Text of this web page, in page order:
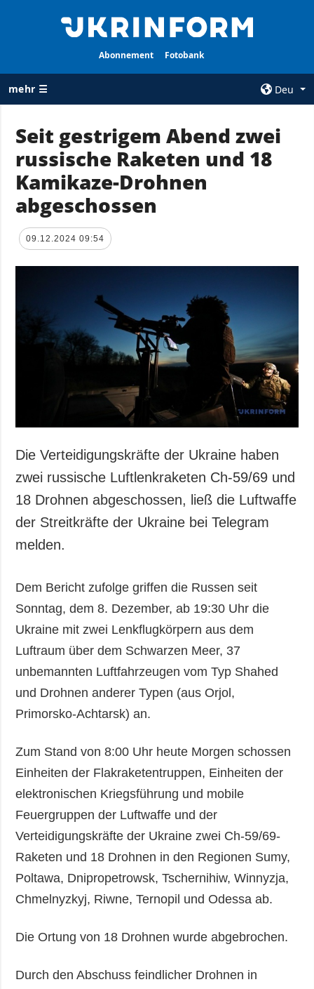
Abonnement Fotobank
mehr ☰
Deu
ALLE
RUBRIKEN
Krieg
Wiederaufbau
der Ukraine
Politik
Gesellschaft und
Kultur
AGENTUR
Über uns
Daten
ZUSÄTZLICH
Veröffentlichungen
Interview
Fotos
Video
LEISTUNGEN
Abonnement
Fotobank
Seit gestrigem Abend zwei
russische Raketen und 18
Kamikaze-Drohnen
abgeschossen
09.12.2024 09:54
Die Verteidigungskräfte der Ukraine haben
zwei russische Luftlenkraketen Ch-59/69 und
18 Drohnen abgeschossen, ließ die Luftwaffe
der Streitkräfte der Ukraine bei Telegram
melden.
Dem Bericht zufolge griffen die Russen seit
Sonntag, dem 8. Dezember, ab 19:30 Uhr die
Ukraine mit zwei Lenkflugkörpern aus dem
Luftraum über dem Schwarzen Meer, 37
unbemannten Luftfahrzeugen vom Typ Shahed
und Drohnen anderer Typen (aus Orjol,
Primorsko-Achtarsk) an.
Zum Stand von 8:00 Uhr heute Morgen schossen
Einheiten der Flakraketentruppen, Einheiten der
elektronischen Kriegsführung und mobile
Feuergruppen der Luftwaffe und der
Verteidigungskräfte der Ukraine zwei Ch-59/69-
Raketen und 18 Drohnen in den Regionen Sumy,
Poltawa, Dnipropetrowsk, Tschernihiw, Winnyzja,
Chmelnyzkyj, Riwne, Ternopil und Odessa ab.
Die Ortung von 18 Drohnen wurde abgebrochen.
Durch den Abschuss feindlicher Drohnen in